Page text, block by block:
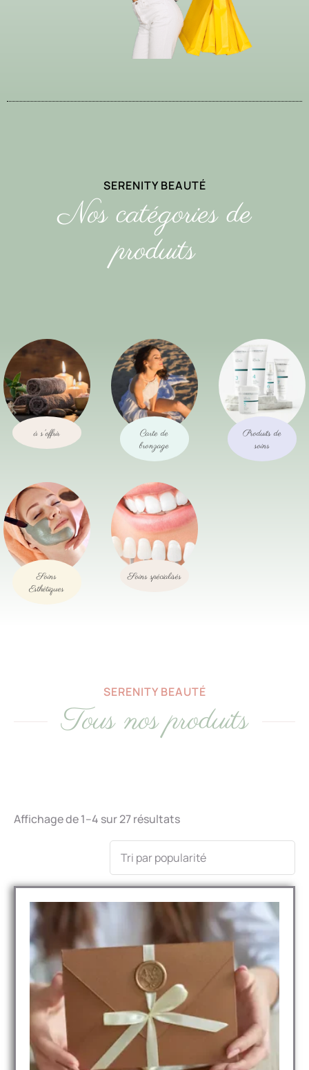
SERENITY BEAUTÉ
Nos catégories de
produits
à s'offrir
Carte de
bronzage
Produits de
soins
Soins
Esthétiques
Soins spécialisés
SERENITY BEAUTÉ
Tous nos produits
Affichage de 1–4 sur 27 résultats